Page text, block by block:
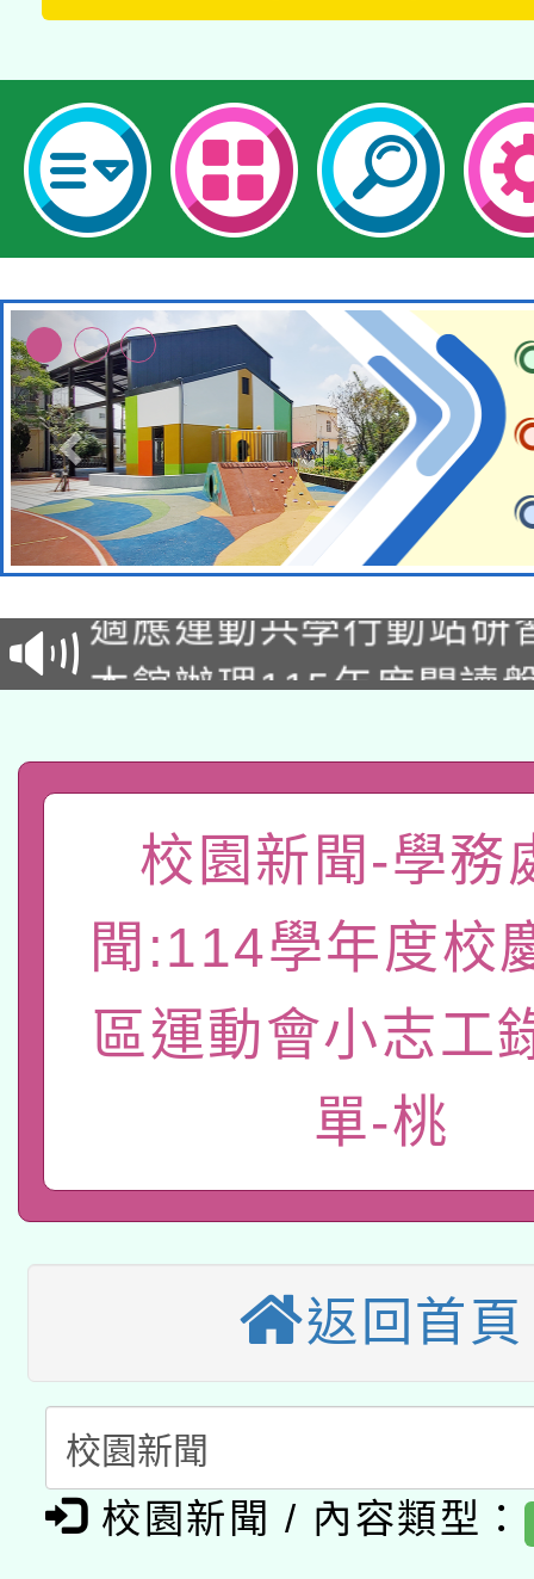
本校115學年度第2次
招甄選結果公告(無人
招)
適應運動共學行動站研
本館辦理115年度閱讀
礎課程
A3數位素養講師名單
「數位內容與教學軟
pilot」
薪期間赴陸應申請許可
轉知經濟部水利署委託
業技術研究院辦理「
用水績優單位及節水達
115年8月22日(星期六
桃園市孔廟祈福系列
開 智慧啟航」
2026年桃園地景藝術
本校115學年度第2次
招甄選結果公告(無人
招)
適應運動共學行動站研
本館辦理115年度閱讀
暨閱讀推動專業研習
科技賦能─人工智慧
礎課程
A3數位素養講師名單
「數位內容與教學軟體
pilot」
有關大陸委員會函釋公
校園新聞-學務
聞:114學年度校
區運動會小志工
單-桃
返回首頁
校園新聞 / 內容類型：